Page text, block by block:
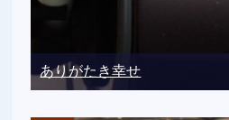
ありがたき幸せ